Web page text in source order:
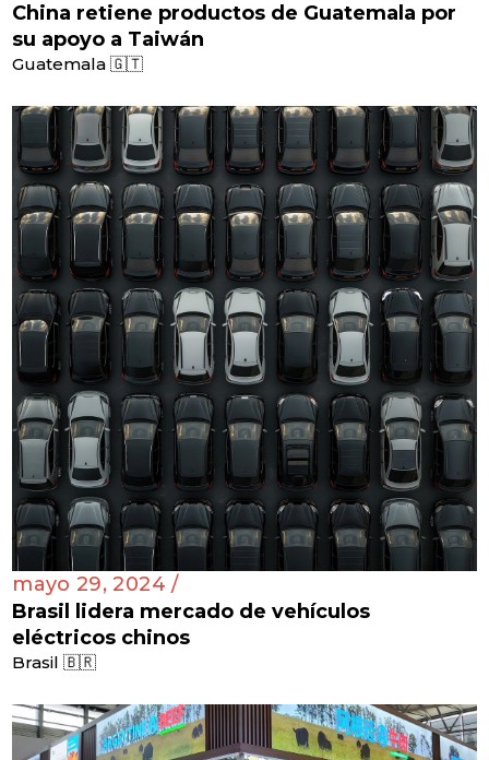
China retiene productos de Guatemala por
su apoyo a Taiwán
Guatemala 🇬🇹
mayo 29, 2024 /
Brasil lidera mercado de vehículos
eléctricos chinos
Brasil 🇧🇷